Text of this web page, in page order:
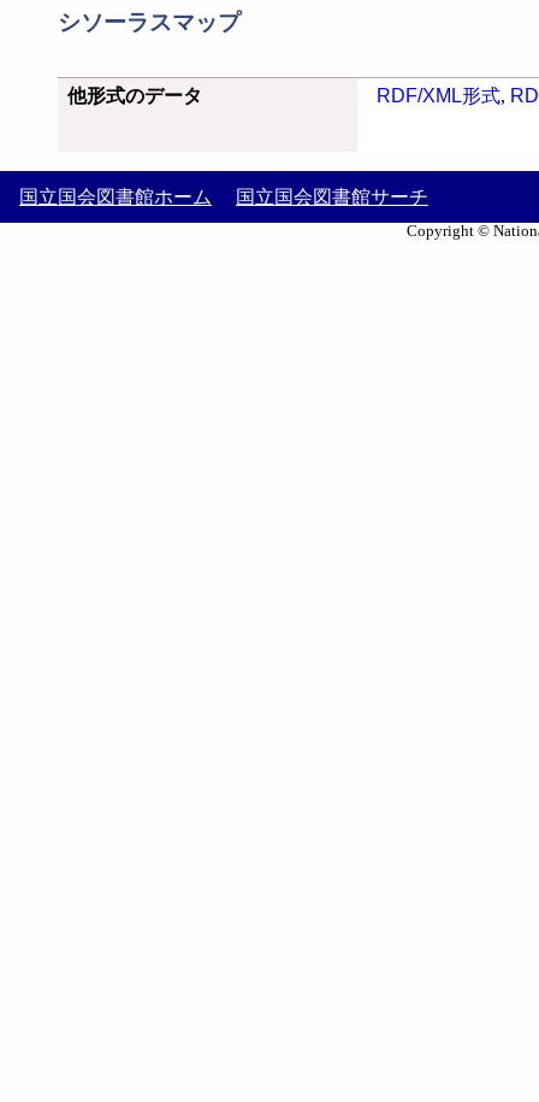
シソーラスマップ
他形式のデータ RDF/XML形式,
国立国会図書館ホーム 国立国会図書館サーチ
Copyright ©